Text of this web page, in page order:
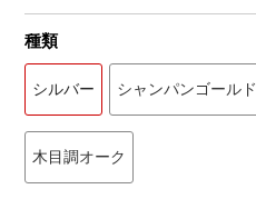
種類
シルバー シャンパンゴールド
木目調オーク